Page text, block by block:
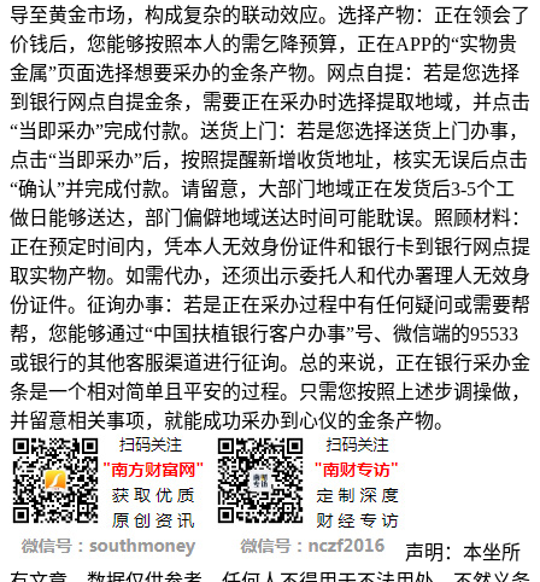
导至黄金市场，构成复杂的联动效应。选择产物：正在领会了
价钱后，您能够按照本人的需乞降预算，正在APP的“实物贵
金属”页面选择想要采办的金条产物。网点自提：若是您选择
到银行网点自提金条，需要正在采办时选择提取地域，并点击
“当即采办”完成付款。送货上门：若是您选择送货上门办事，
点击“当即采办”后，按照提醒新增收货地址，核实无误后点击
“确认”并完成付款。请留意，大部门地域正在发货后3-5个工
做日能够送达，部门偏僻地域送达时间可能耽误。照顾材料：
正在预定时间内，凭本人无效身份证件和银行卡到银行网点提
取实物产物。如需代办，还须出示委托人和代办署理人无效身
份证件。征询办事：若是正在采办过程中有任何疑问或需要帮
帮，您能够通过“中国扶植银行客户办事”号、微信端的95533
或银行的其他客服渠道进行征询。总的来说，正在银行采办金
条是一个相对简单且平安的过程。只需您按照上述步调操做，
并留意相关事项，就能成功采办到心仪的金条产物。
声明：本坐所